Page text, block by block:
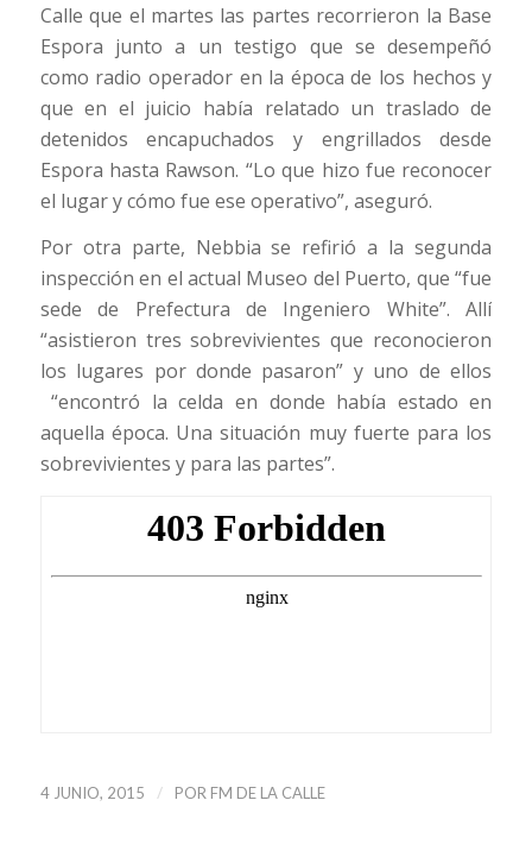
Calle que el martes las partes recorrieron la Base
Espora junto a un testigo que se desempeñó
como radio operador en la época de los hechos y
que en el juicio había relatado un traslado de
detenidos encapuchados y engrillados desde
Espora hasta Rawson. “Lo que hizo fue reconocer
el lugar y cómo fue ese operativo”, aseguró.
Por otra parte, Nebbia se refirió a la segunda
inspección en el actual Museo del Puerto, que “fue
sede de Prefectura de Ingeniero White”. Allí
“asistieron tres sobrevivientes que reconocieron
los lugares por donde pasaron” y uno de ellos
“encontró la celda en donde había estado en
aquella época. Una situación muy fuerte para los
sobrevivientes y para las partes”.
4 JUNIO, 2015 / POR FM DE LA CALLE